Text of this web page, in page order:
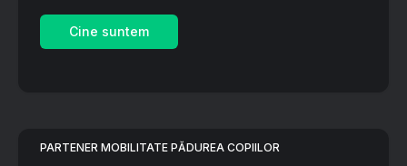
Cine suntem
PARTENER MOBILITATE PĂDUREA COPIILOR